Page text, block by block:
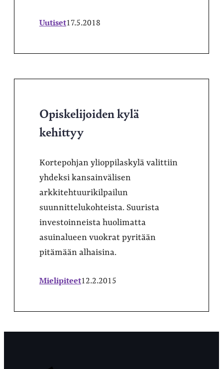
Uutiset17.5.2018
Opiskelijoiden kylä
kehittyy
Kortepohjan ylioppilaskylä valittiin
yhdeksi kansainvälisen
arkkitehtuurikilpailun
suunnittelukohteista. Suurista
investoinneista huolimatta
asuinalueen vuokrat pyritään
pitämään alhaisina.
Mielipiteet12.2.2015